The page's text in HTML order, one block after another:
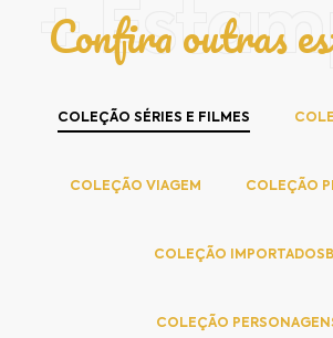
Confira outras
+
COLEÇÃO SÉRIES E FILMES
COLEÇÃO VIAGEM COLEÇÃO
COLEÇÃO
COLEÇÃO